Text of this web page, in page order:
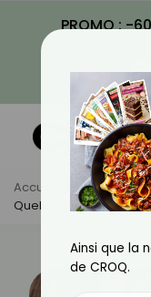
PROMO : -
Accueil Actus
Quelle Est La
Ainsi que la
de CROQ.